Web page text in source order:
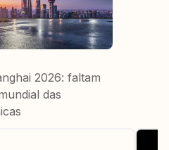
2026: faltam
das